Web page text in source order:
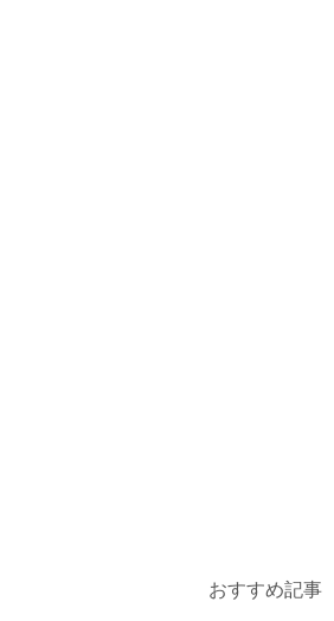
おすすめ記事